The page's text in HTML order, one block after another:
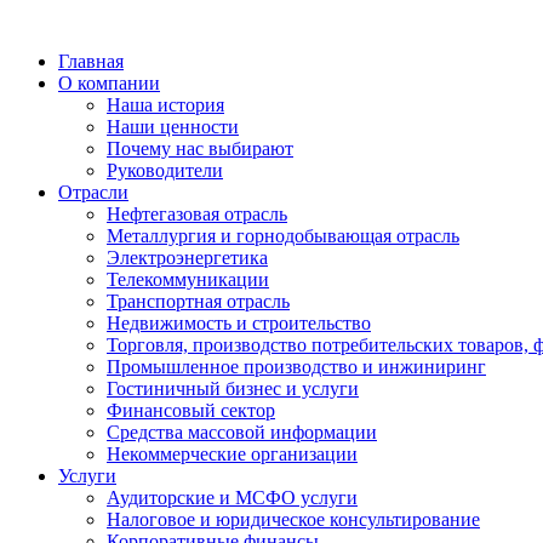
Главная
О компании
Наша история
Наши ценности
Почему нас выбирают
Руководители
Отрасли
Нефтегазовая отрасль
Металлургия и горнодобывающая отрасль
Электроэнергетика
Телекоммуникации
Транспортная отрасль
Недвижимость и строительство
Торговля, производство потребительских товаров,
Промышленное производство и инжиниринг
Гостиничный бизнес и услуги
Финансовый сектор
Средства массовой информации
Некоммерческие организации
Услуги
Аудиторские и МСФО услуги
Налоговое и юридическое консультирование